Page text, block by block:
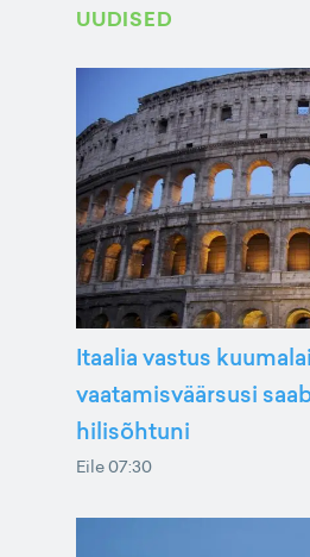
UUDISED
Itaalia vastus
vaatamisväärsusi
hilisõhtuni
Eile 07:30